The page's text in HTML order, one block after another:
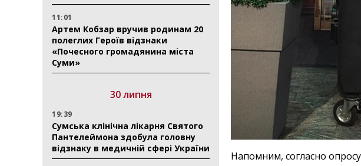
11:01
Артем Кобзар вручив родинам 20
полеглих Героїв відзнаки
«Почесного громадянина міста
Суми»
30 липня
19:39
Сумська клінічна лікарня Святого
Пантелеймона здобула головну
відзнаку в медичній сфері України
Напомним, согласно